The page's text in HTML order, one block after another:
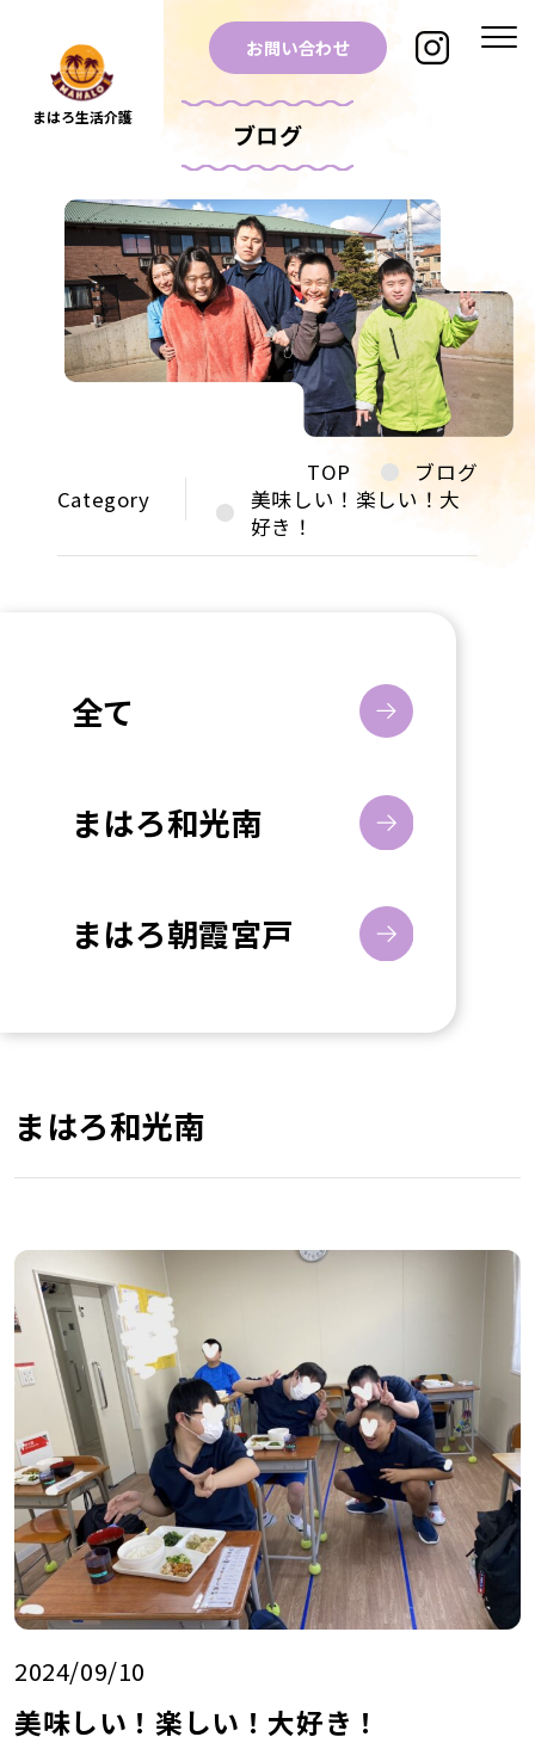
まはろ生活介護
お問い合わせ
ブログ
Category
TOP
ブログ
美味しい！楽しい！大
好き！
まはろ和光南
2024/09/10
美味しい！楽しい！大好き！
全て
まはろ和光南
まはろ朝霞宮戸